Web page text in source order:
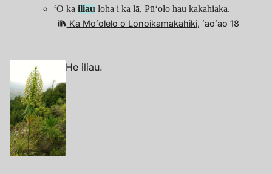
ʻO ka iliau loha i ka lā, Pūʻolo hau kakahiaka.
Ka Moʻolelo o Lonoikamakahiki, ʻaoʻao 18
He iliau.